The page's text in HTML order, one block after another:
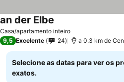
Casa/apartamento inteiro
an der Elbe
9,5 Excelente 24 a 0.3 km de
Selecione as datas para ver os
exatos.